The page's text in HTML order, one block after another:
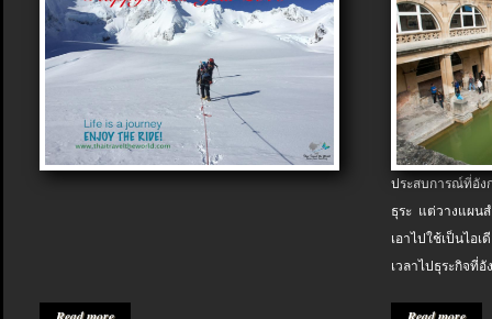
ประสบการณ์ที่อัง
ธุระ แต่วางแผน
เอาไปใช้เป็นไอ
เวลาไปธุระกิจที่อั